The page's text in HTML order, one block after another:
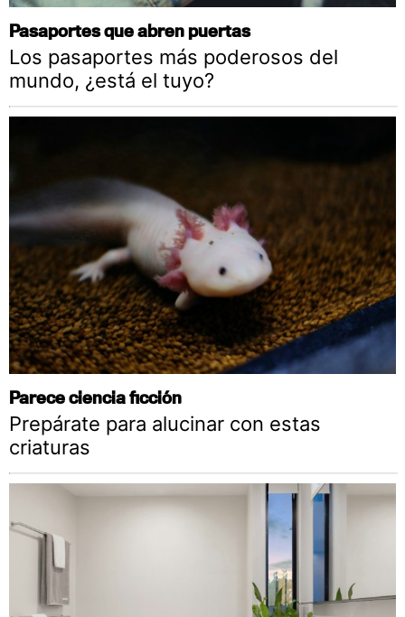
Pasaportes que abren puertas
Los pasaportes más poderosos del
mundo, ¿está el tuyo?
Parece ciencia ficción
Prepárate para alucinar con estas
criaturas